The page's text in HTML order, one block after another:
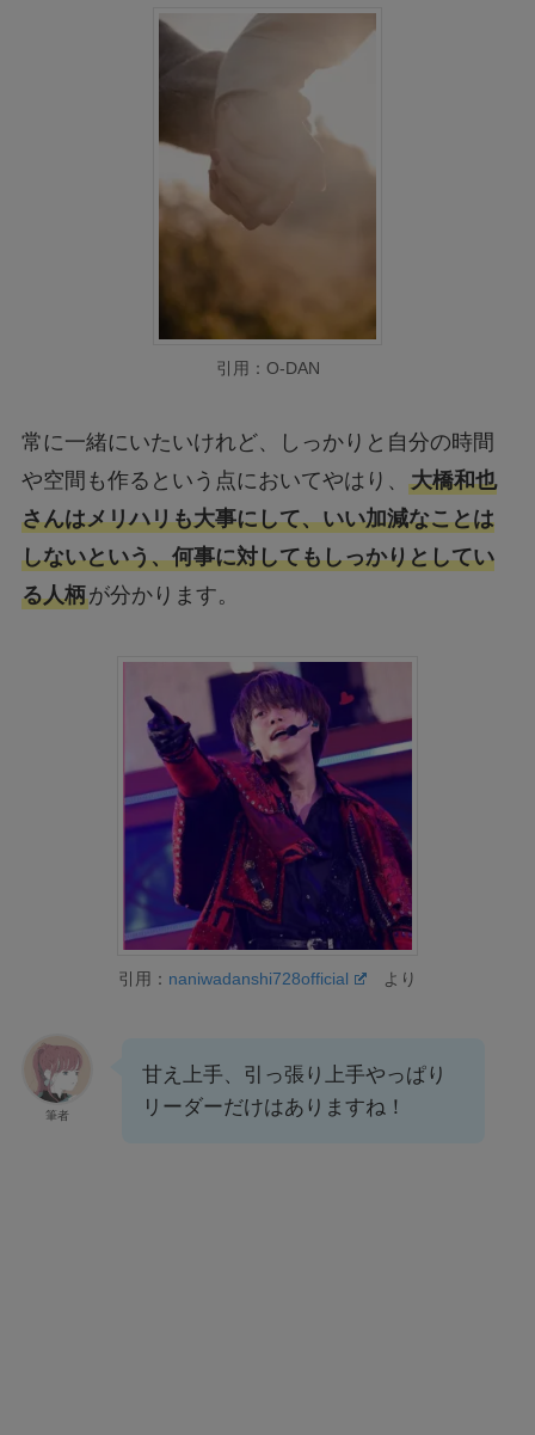
引用：O-DAN
常に一緒にいたいけれど、しっかりと自分の時間
や空間も作るという点においてやはり、 大橋和也
さんはメリハリも大事にして、いい加減なことは
しないという、何事に対してもしっかりとしてい
る人柄が分かります。
引用： naniwadanshi728official より
筆者
甘え上手、引っ張り上手やっぱり
リーダーだけはありますね！